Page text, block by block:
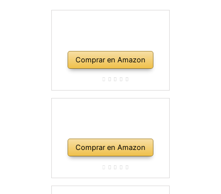
Comprar en Amazon
Comprar en Amazon